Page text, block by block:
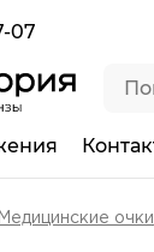
07
Медицинские очки